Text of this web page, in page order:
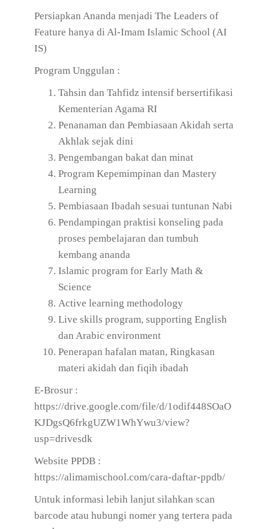
Persiapkan Ananda menjadi The Leaders of
Feature hanya di Al-Imam Islamic School (AI
IS)
Program Unggulan :
Tahsin dan Tahfidz intensif bersertifikasi
Kementerian Agama RI
Penanaman dan Pembiasaan Akidah serta
Akhlak sejak dini
Pengembangan bakat dan minat
Program Kepemimpinan dan Mastery
Learning
Pembiasaan Ibadah sesuai tuntunan Nabi
Pendampingan praktisi konseling pada
proses pembelajaran dan tumbuh
kembang ananda
Islamic program for Early Math &
Science
Active learning methodology
Live skills program, supporting English
dan Arabic environment
Penerapan hafalan matan, Ringkasan
materi akidah dan fiqih ibadah
E-Brosur :
https://drive.google.com/file/d/1odif448SOaO
KJDgsQ6frkgUZW1WhYwu3/view?
usp=drivesdk
Website PPDB :
https://alimamischool.com/cara-daftar-ppdb/
Untuk informasi lebih lanjut silahkan scan
barcode atau hubungi nomer yang tertera pada